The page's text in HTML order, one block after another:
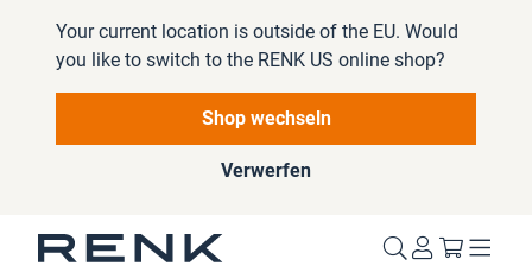
Your current location is outside of the EU. Would
you like to switch to the RENK US online shop?
Shop wechseln
Verwerfen
Mein